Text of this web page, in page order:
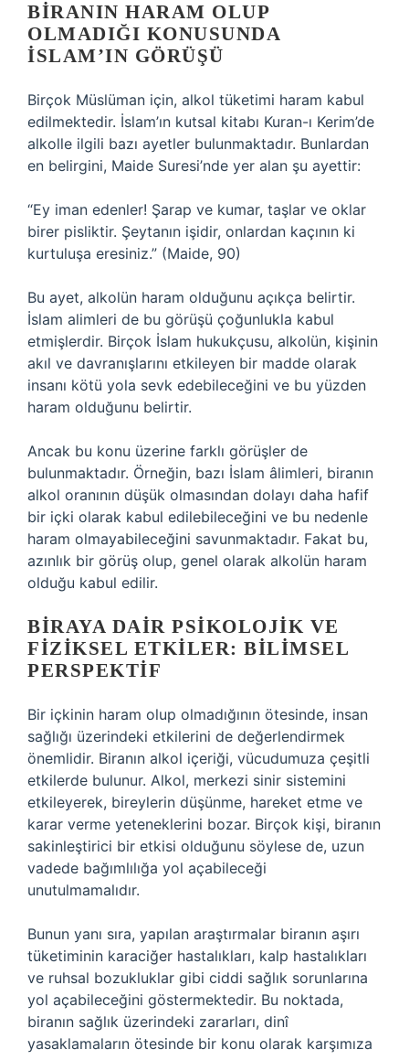
BIRANIN HARAM OLUP
OLMADIĞI KONUSUNDA
İSLAM’IN GÖRÜŞÜ
Birçok Müslüman için, alkol tüketimi haram kabul
edilmektedir. İslam’ın kutsal kitabı Kuran-ı Kerim’de
alkolle ilgili bazı ayetler bulunmaktadır. Bunlardan
en belirgini, Maide Suresi’nde yer alan şu ayettir:
“Ey iman edenler! Şarap ve kumar, taşlar ve oklar
birer pisliktir. Şeytanın işidir, onlardan kaçının ki
kurtuluşa eresiniz.” (Maide, 90)
Bu ayet, alkolün haram olduğunu açıkça belirtir.
İslam alimleri de bu görüşü çoğunlukla kabul
etmişlerdir. Birçok İslam hukukçusu, alkolün, kişinin
akıl ve davranışlarını etkileyen bir madde olarak
insanı kötü yola sevk edebileceğini ve bu yüzden
haram olduğunu belirtir.
Ancak bu konu üzerine farklı görüşler de
bulunmaktadır. Örneğin, bazı İslam âlimleri, biranın
alkol oranının düşük olmasından dolayı daha hafif
bir içki olarak kabul edilebileceğini ve bu nedenle
haram olmayabileceğini savunmaktadır. Fakat bu,
azınlık bir görüş olup, genel olarak alkolün haram
olduğu kabul edilir.
BIRAYA DAIR PSIKOLOJIK VE
FIZIKSEL ETKILER: BILIMSEL
PERSPEKTIF
Bir içkinin haram olup olmadığının ötesinde, insan
sağlığı üzerindeki etkilerini de değerlendirmek
önemlidir. Biranın alkol içeriği, vücudumuza çeşitli
etkilerde bulunur. Alkol, merkezi sinir sistemini
etkileyerek, bireylerin düşünme, hareket etme ve
karar verme yeteneklerini bozar. Birçok kişi, biranın
sakinleştirici bir etkisi olduğunu söylese de, uzun
vadede bağımlılığa yol açabileceği
unutulmamalıdır.
Bunun yanı sıra, yapılan araştırmalar biranın aşırı
tüketiminin karaciğer hastalıkları, kalp hastalıkları
ve ruhsal bozukluklar gibi ciddi sağlık sorunlarına
yol açabileceğini göstermektedir. Bu noktada,
biranın sağlık üzerindeki zararları, dinî
yasaklamaların ötesinde bir konu olarak karşımıza